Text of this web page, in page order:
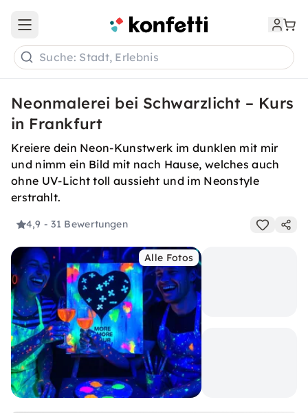
Open main menu
Suche: Stadt, Erlebnis
Neonmalerei bei Schwarzlicht – Kurs
in Frankfurt
Kreiere dein Neon-Kunstwerk im dunklen mit mir
und nimm ein Bild mit nach Hause, welches auch
ohne UV-Licht toll aussieht und im Neonstyle
erstrahlt.
4,9 - 31 Bewertungen
Alle Fotos